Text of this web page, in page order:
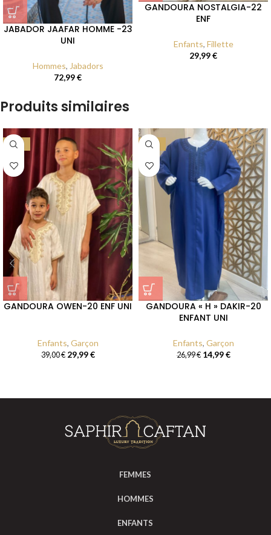
JABADOR JAAFAR HOMME -23
UNI
Hommes, Jabadors
72,99€
GANDOURA NOSTALGIA-22
ENF
Enfants, Fillette
29,99€
Produits similaires
-23%
GANDOURA OWEN-20 ENF UNI
Enfants, Garçon
39,00€ 29,99€
-44%
GANDOURA « H » DAKIR-20
ENFANT UNI
Enfants, Garçon
26,99€ 14,99€
FEMMES
HOMMES
ENFANTS